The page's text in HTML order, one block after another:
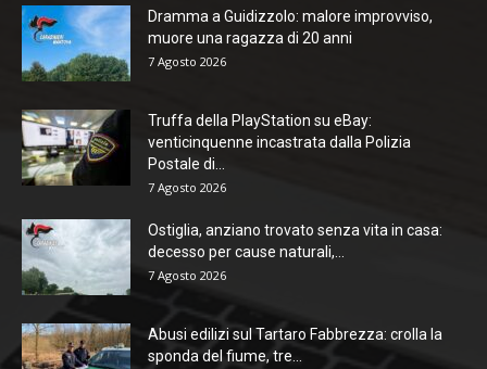
Dramma a Guidizzolo: malore improvviso,
muore una ragazza di 20 anni
7 Agosto 2026
Truffa della PlayStation su eBay:
venticinquenne incastrata dalla Polizia
Postale di...
7 Agosto 2026
Ostiglia, anziano trovato senza vita in casa:
decesso per cause naturali,...
7 Agosto 2026
Abusi edilizi sul Tartaro Fabbrezza: crolla la
sponda del fiume, tre...